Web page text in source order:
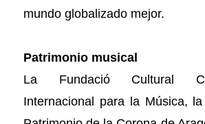
mundo globalizado mejor.
Patrimonio musical
La Fundació Cultural
Internacional para la Música,